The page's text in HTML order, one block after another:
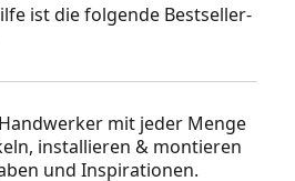
ist die folgende Bestseller-
mit jeder Menge
installieren & montieren
und Inspirationen.